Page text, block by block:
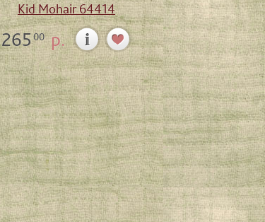
Kid Mohair 64414
26500р.